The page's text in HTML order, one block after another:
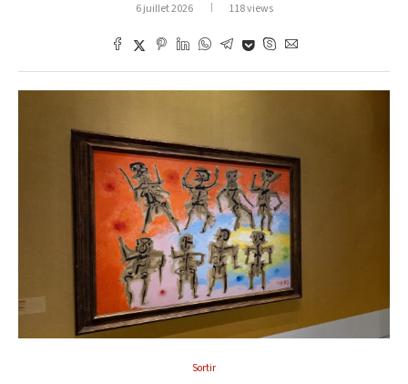
6 juillet 2026 118 views
Sortir